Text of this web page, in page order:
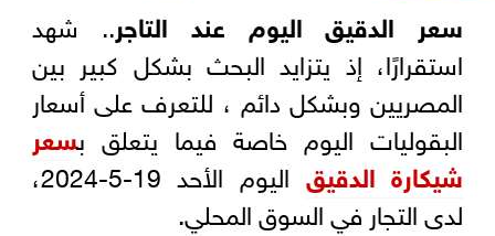
سعر الدقيق اليوم عند التاجر.. شهد
استقرارًا، إذ يتزايد البحث بشكل كبير بين
المصريين وبشكل دائم ، للتعرف على أسعار
البقوليات اليوم خاصة فيما يتعلق بسعر
شيكارة الدقيق
اليوم الأحد 19-5-2024،
لدى التجار في السوق المحلي.